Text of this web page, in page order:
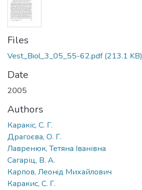
Files
Vest_Biol_3_05_55-62.pdf(213.1 KB)
Date
2005
Authors
Каракіс, C. Г.
Драгоєва, О. Г.
Лавренюк, Тетяна Іванівна
Сагаріц, В. А.
Карпов, Леонiд Михайлович
Каракис, С. Г.